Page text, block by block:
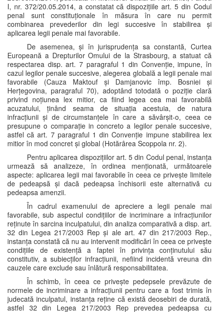
I, nr. 372/20.05.2014, a constatat că dispozițiile art. 5 din Codul
penal sunt constituționale în măsura în care nu permit
combinarea prevederilor din legi succesive în stabilirea și
aplicarea legii penale mai favorabile.
De asemenea, și în jurisprudența sa constantă, Curtea
Europeană a Drepturilor Omului de la Strasbourg, a statuat că
respectarea disp. art. 7 paragraful 1 din Convenție, impune, în
cazul legilor penale succesive, alegerea globală a legii penale mai
favorabile (Cauza Maktouf și Damjanovic împ. Bosniei și
Herțegovina, paragraful 70), adoptând totodată o poziție clară
privind noțiunea lex mitior, ca fiind legea cea mai favorabilă
acuzatului, ținând seama de situația acestuia, de natura
infracțiunii și de circumstanțele în care a săvârșit-o, ceea ce
presupune o comparație in concreto a legilor penale succesive,
astfel că art. 7 paragraful 1 din Convenție impune stabilirea lex
mitior în mod concret și global (Hotărârea Scoppola nr. 2).
Pentru aplicarea dispozițiilor art. 5 din Codul penal, instanța
urmează să analizeze, în ordinea menționată, următoarele
aspecte: aplicarea legii mai favorabile în ceea ce privește limitele
de pedeapsă și dacă pedeapsa închisorii este alternativă cu
pedeapsa amenzii.
În cadrul examenului de apreciere a legii penale mai
favorabile, sub aspectul condițiilor de incriminare a infracțiunilor
reținute în sarcina inculpatului, din analiza comparativă a disp. art.
32 din Legea 217/2003 Rep și ale art. 47 din 217/2003 Rep.,
instanța constată că nu au intervenit modificări în ceea ce privește
condițiile de existență a faptei în privința conținutului său
constitutiv, a subiecților infracțiunii, nefiind incidentă vreuna din
cauzele care exclude sau înlătură responsabilitatea.
În schimb, în ceea ce privește pedepsele prevăzute de
normele de incriminare a infracțiunii pentru care a fost trimis în
judecată inculpatul, instanța reține că există deosebiri de durată,
astfel 32 din Legea 217/2003 Rep prevedea pedeapsa cu